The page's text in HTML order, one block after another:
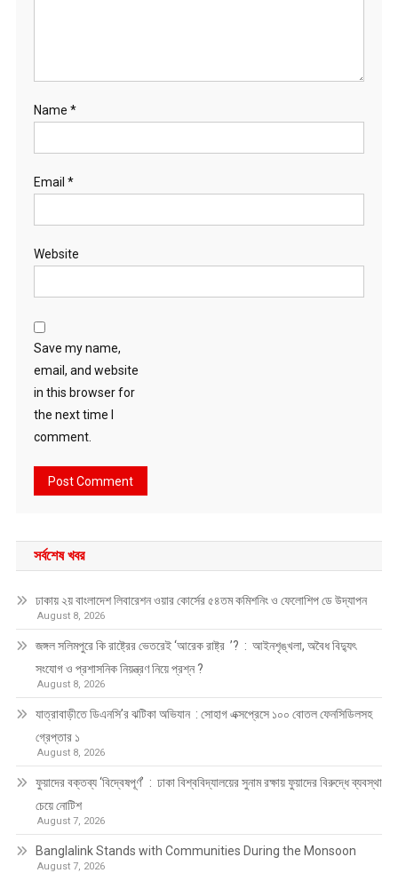
Name *
Email *
Website
Save my name,
email, and website
in this browser for
the next time I
comment.
সর্বশেষ খবর
ঢাকায় ২য় বাংলাদেশ লিবারেশন ওয়ার কোর্সের ৫৪তম কমিশনিং ও ফেলোশিপ ডে উদ্‌যাপন
August 8, 2026
জঙ্গল সলিমপুরে কি রাষ্ট্রের ভেতরেই ‘আরেক রাষ্ট্র ’? : আইনশৃঙ্খলা, অবৈধ বিদ্যুৎ
সংযোগ ও প্রশাসনিক নিয়ন্ত্রণ নিয়ে প্রশ্ন ?
August 8, 2026
যাত্রাবাড়ীতে ডিএনসি’র ঝটিকা অভিযান : সোহাগ এক্সপ্রেসে ১০০ বোতল ফেনসিডিলসহ
গ্রেপ্তার ১
August 8, 2026
ফুয়াদের বক্তব্য ‘বিদ্বেষপূর্ণ’ : ঢাকা বিশ্ববিদ্যালয়ের সুনাম রক্ষায় ফুয়াদের বিরুদ্ধে ব্যবস্থা
চেয়ে নোটিশ
August 7, 2026
Banglalink Stands with Communities During the Monsoon
August 7, 2026